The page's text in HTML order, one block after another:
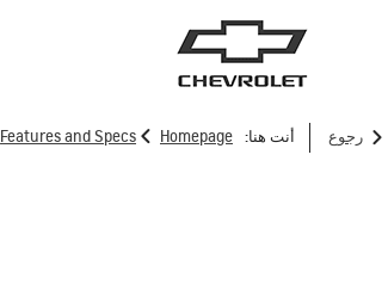
رجوع أنت هنا: Homepage
>
Features and Specs